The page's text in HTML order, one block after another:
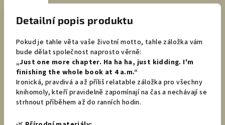
Detailní popis produktu
Pokud je tahle věta vaše životní motto, tahle záložka vám
bude dělat společnost naprosto věrně:
„Just one more chapter. Ha ha ha, just kidding. I'm
finishing the whole book at 4 a.m.“
Ironická, pravdivá a až příliš relatable záložka pro všechny
knihomoly, kteří pravidelně zapomínají na čas a nechávají se
strhnout příběhem až do ranních hodin.